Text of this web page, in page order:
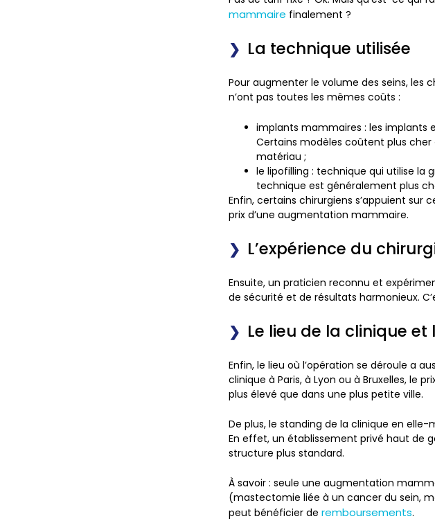
mammaire finalement ?
La technique utilisée
Pour augmenter le volume des seins, les
n’ont pas toutes les mêmes coûts :
implants mammaires : les implants
Certains modèles coûtent plus
matériau ;
le lipofilling : technique qui utilise la
technique est généralement plus
Enfin, certains chirurgiens s’appuient
prix d’une augmentation mammaire.
L’expérience du
Ensuite, un praticien reconnu et
de sécurité et de résultats harmonieux.
Le lieu de la clinique et
Enfin, le lieu où l’opération se déroule a
clinique à Paris, à Lyon ou à Bruxelles, le
plus élevé que dans une plus petite ville.
De plus, le standing de la clinique en
En effet, un établissement privé haut de
structure plus standard.
À savoir : seule une augmentation
(mastectomie liée à un cancer du sein,
peut bénéficier deremboursements.